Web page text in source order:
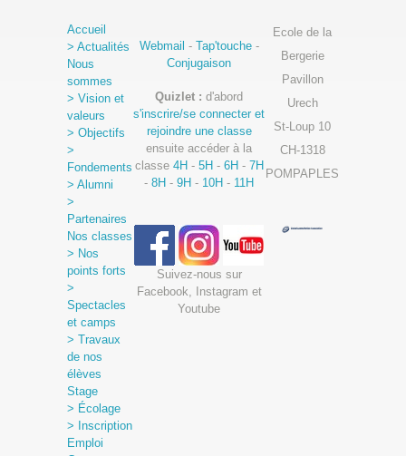
Accueil
> Actualités
Nous
sommes
> Vision et
valeurs
> Objectifs
>
Fondements
> Alumni
>
Partenaires
Nos classes
> Nos
points forts
>
Spectacles
et camps
> Travaux
de nos
élèves
Stage
> Écolage
> Inscription
Emploi
Webmail - Tap'touche-
Conjugaison
Quizlet : d'abord
s'inscrire/se connecter et
rejoindre une classe
ensuite accéder à la
classe 4H - 5H - 6H - 7H
- 8H - 9H - 10H - 11H
Suivez-nous sur
Facebook, Instagram et
Youtube
Ecole de la
Bergerie
Pavillon
Urech
St-Loup 10
CH-1318
POMPAPLES